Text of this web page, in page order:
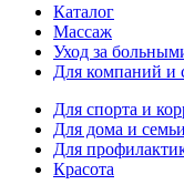
Каталог
Массаж
Уход за
Для компаний и
Для спорта и
Для дома и семьи
Для
Красота